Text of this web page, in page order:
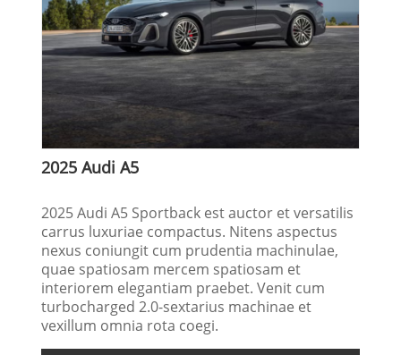
2025 Audi A5
2025 Audi A5 Sportback est auctor et versatilis
carrus luxuriae compactus. Nitens aspectus
nexus coniungit cum prudentia machinulae,
quae spatiosam mercem spatiosam et
interiorem elegantiam praebet. Venit cum
turbocharged 2.0-sextarius machinae et
vexillum omnia rota coegi.